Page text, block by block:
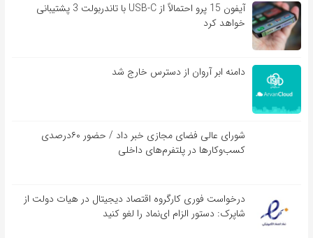
آیفون 15 پرو احتمالاً از USB-C با تاندربولت 3 پشتیبانی
خواهد کرد
دامنه ابر آروان از دسترس خارج شد
شورای عالی فضای مجازی خبر داد / حضور ۶۰درصدی
کسب‌و‌کارها در پلتفرم‌های داخلی
درخواست فوری کارگروه اقتصاد دیجیتال در هیات دولت از
شاپرک: دستور الزام ای‌نماد را لغو کنید